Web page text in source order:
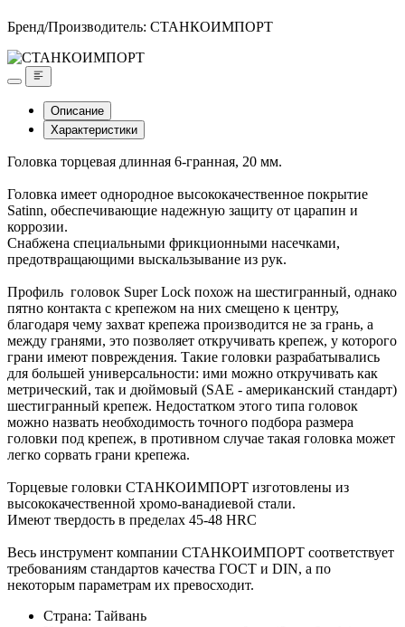
Бренд/Производитель: СТАНКОИМПОРТ
Описание
Характеристики
Головка торцевая длинная 6-гранная, 20 мм.
Головка имеет однородное высококачественное покрытие
Satinn, обеспечивающие надежную защиту от царапин и
коррозии.
Снабжена специальными фрикционными насечками,
предотвращающими выскальзывание из рук.
Профиль головок Super Lock похож на шестигранный, однако
пятно контакта с крепежом на них смещено к центру,
благодаря чему захват крепежа производится не за грань, а
между гранями, это позволяет откручивать крепеж, у которого
грани имеют повреждения. Такие головки разрабатывались
для большей универсальности: ими можно откручивать как
метрический, так и дюймовый (SAE - американский стандарт)
шестигранный крепеж. Недостатком этого типа головок
можно назвать необходимость точного подбора размера
головки под крепеж, в противном случае такая головка может
легко сорвать грани крепежа.
Торцевые головки СТАНКОИМПОРТ изготовлены из
высококачественной хромо-ванадиевой стали.
Имеют твердость в пределах 45-48 HRC
Весь инструмент компании СТАНКОИМПОРТ соответствует
требованиям стандартов качества ГОСТ и DIN, а по
некоторым параметрам их превосходит.
Страна: Тайвань